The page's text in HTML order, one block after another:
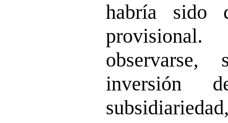
habría sido
inversión